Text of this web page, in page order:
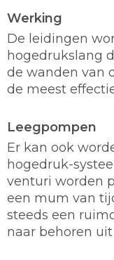
Werking
De leidingen
hogedrukslang
de wanden van
de meest
Leegpompen
Er kan ook
hogedruk-
venturi worden
een mum van
steeds een
naar behoren